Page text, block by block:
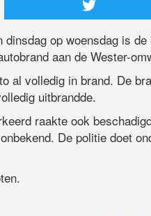
op woensdag is
aan de Wester-
al volledig in brand. De
uitbrandde.
raakte ook
De politie doet